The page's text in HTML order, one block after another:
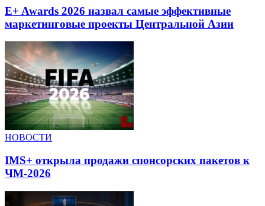
E+ Awards 2026 назвал самые эффективные
маркетинговые проекты Центральной Азии
НОВОСТИ
IMS+ открыла продажи спонсорских пакетов к
ЧМ-2026